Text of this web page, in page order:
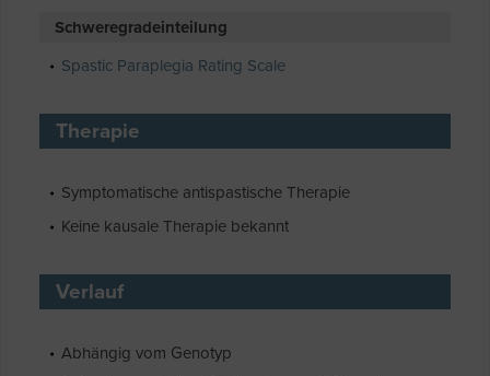
Schweregradeinteilung
Spastic Paraplegia Rating Scale
Therapie
Symptomatische antispastische Therapie
Keine kausale Therapie bekannt
Verlauf
Abhängig vom Genotyp